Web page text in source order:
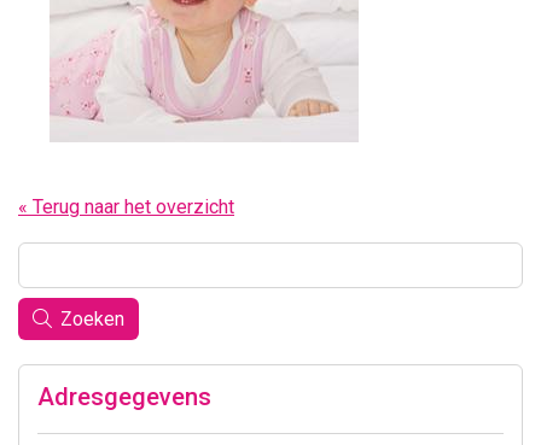
« Terug naar het overzicht
Zoeken
Adresgegevens